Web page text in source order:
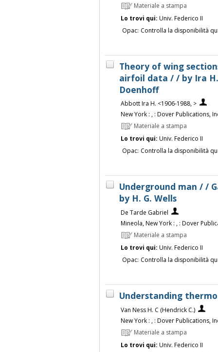
Materiale a stampa
Lo trovi qui: Univ. Federico II
Opac: Controlla la disponibilità
Theory of wing
airfoil data / / by Ira
Doenhoff
Abbott Ira H. <1906-1988, >
New York : , : Dover Publications,
Materiale a stampa
Lo trovi qui: Univ. Federico II
Opac: Controlla la disponibilità
Underground man / /
by H. G. Wells
De Tarde Gabriel
Mineola, New York : , : Dover
Materiale a stampa
Lo trovi qui: Univ. Federico II
Opac: Controlla la disponibilità
Understanding
Van Ness H. C (Hendrick C.)
New York : , : Dover Publications,
Materiale a stampa
Lo trovi qui: Univ. Federico II